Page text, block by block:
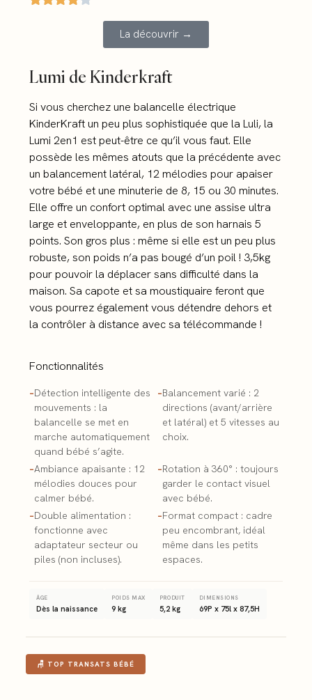
La découvrir →
Lumi de Kinderkraft
Si vous cherchez une balancelle électrique
KinderKraft un peu plus sophistiquée que la Luli, la
Lumi 2en1 est peut-être ce qu’il vous faut. Elle
possède les mêmes atouts que la précédente avec
un balancement latéral, 12 mélodies pour apaiser
votre bébé et une minuterie de 8, 15 ou 30 minutes.
Elle offre un confort optimal avec une assise ultra
large et enveloppante, en plus de son harnais 5
points. Son gros plus : même si elle est un peu plus
robuste, son poids n’a pas bougé d’un poil ! 3,5kg
pour pouvoir la déplacer sans difficulté dans la
maison. Sa capote et sa moustiquaire feront que
vous pourrez également vous détendre dehors et
la contrôler à distance avec sa télécommande !
Fonctionnalités
–Détection intelligente des
mouvements : la
balancelle se met en
marche automatiquement
quand bébé s’agite.
–Balancement varié : 2
directions (avant/arrière
et latéral) et 5 vitesses au
choix.
–Ambiance apaisante : 12
mélodies douces pour
calmer bébé.
–Rotation à 360° : toujours
garder le contact visuel
avec bébé.
–Double alimentation :
fonctionne avec
adaptateur secteur ou
piles (non incluses).
–Format compact : cadre
peu encombrant, idéal
même dans les petits
espaces.
ÂGE
Dès la naissance
POIDS MAX
9 kg
PRODUIT
5,2 kg
DIMENSIONS
69P x 75l x 87,5H
🪑 TOP TRANSATS BÉBÉ